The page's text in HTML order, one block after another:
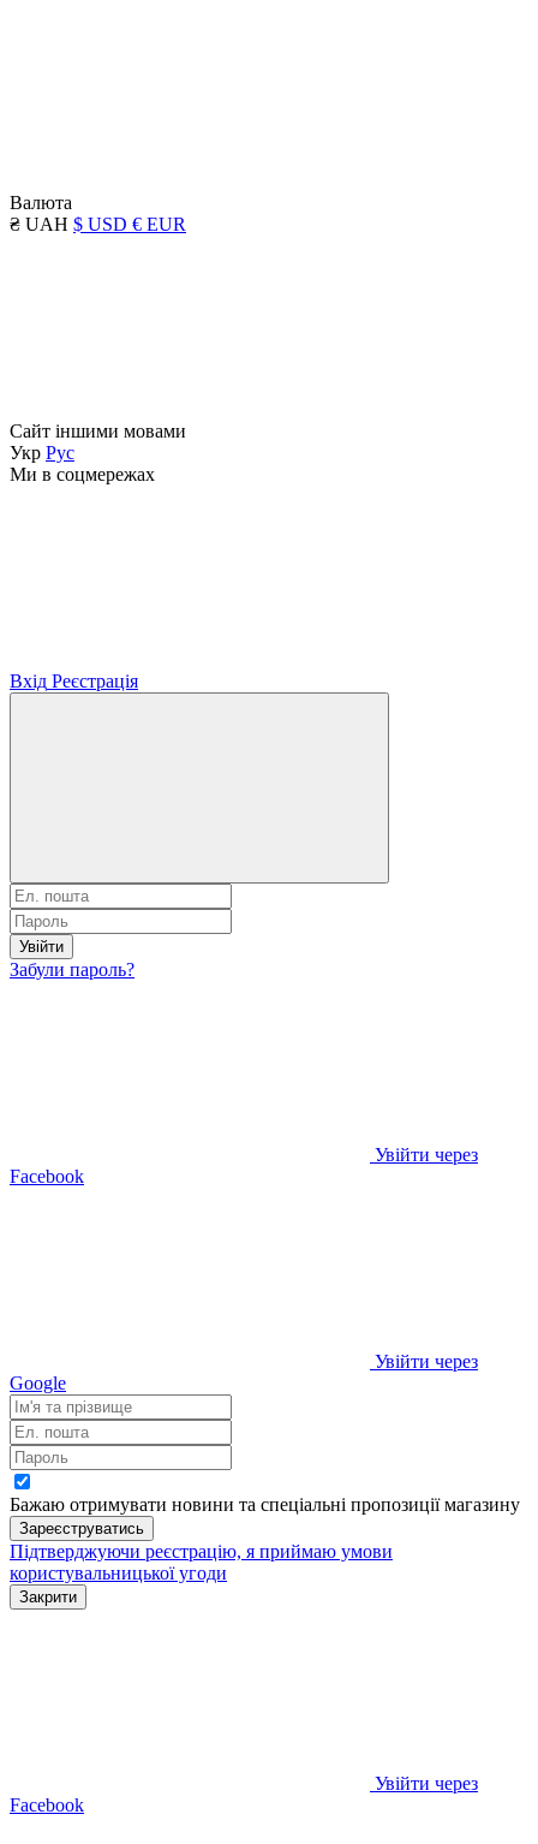
Валюта
₴ UAH $ USD € EUR
Сайт іншими мовами
Укр Рус
Ми в соцмережах
Вхід Реєстрація
Увійти
Забули пароль?
Увійти через
Facebook
Увійти через
Google
Бажаю отримувати новини та спеціальні пропозиціїмагазину
Зареєструватись
Підтверджуючи реєстрацію, я приймаю умови
користувальницької угоди
Закрити
Увійти через
Facebook